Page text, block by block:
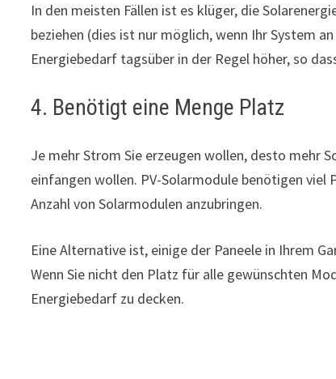
In den meisten Fällen ist es klüger, die
beziehen (dies ist nur möglich, wenn Ihr System
Energiebedarf tagsüber in der Regel höher, so
4. Benötigt eine Menge Platz
Je mehr Strom Sie erzeugen wollen, desto mehr
einfangen wollen. PV-Solarmodule benötigen
Anzahl von Solarmodulen anzubringen.
Eine Alternative ist, einige der Paneele in Ihrem
Wenn Sie nicht den Platz für alle gewünschten
Energiebedarf zu decken.